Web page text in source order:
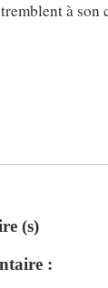
à son
(s)
: